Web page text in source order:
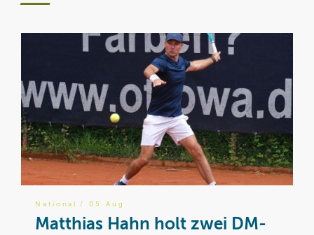
National / 05 Aug
Matthias Hahn holt zwei DM-